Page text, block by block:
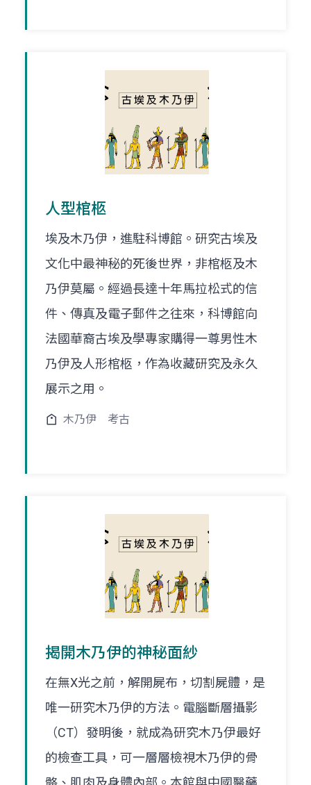
人型棺柩
埃及木乃伊，進駐科博館。研究古埃及
文化中最神秘的死後世界，非棺柩及木
乃伊莫屬。經過長達十年馬拉松式的信
件、傳真及電子郵件之往來，科博館向
法國華裔古埃及學專家購得一尊男性木
乃伊及人形棺柩，作為收藏研究及永久
展示之用。
木乃伊 考古
揭開木乃伊的神秘面紗
在無X光之前，解開屍布，切割屍體，是
唯一研究木乃伊的方法。電腦斷層攝影
（CT）發明後，就成為研究木乃伊最好
的檢查工具，可一層層檢視木乃伊的骨